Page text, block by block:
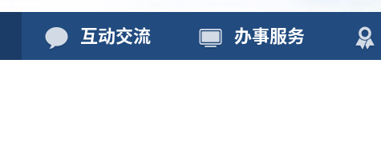
互动交流 办事服务